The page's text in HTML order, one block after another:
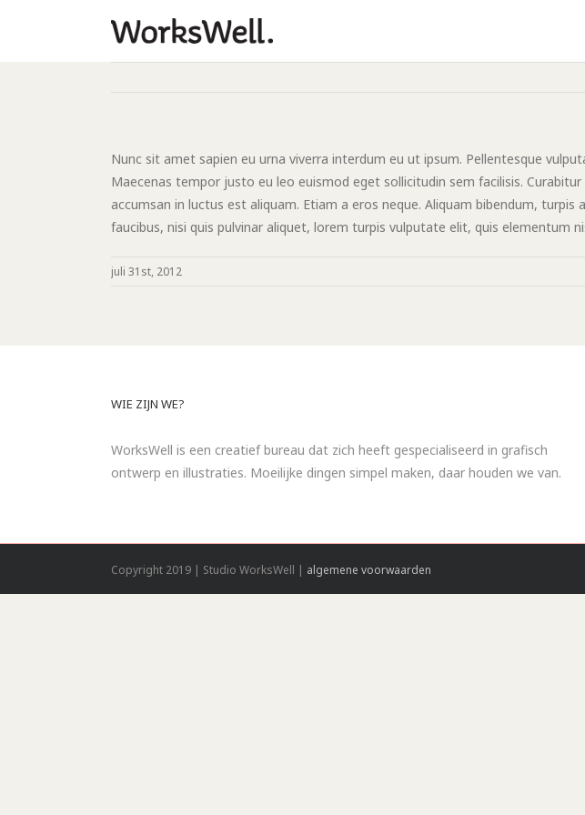
Nunc sit amet sapien eu urna viverra interdum eu ut ipsum. Pellentesque
Maecenas tempor justo eu leo euismod eget sollicitudin sem facilisis.
accumsan in luctus est aliquam. Etiam a eros neque. Aliquam bibendum,
faucibus, nisi quis pulvinar aliquet, lorem turpis vulputate elit, quis elementum
juli 31st, 2012
WIE ZIJN WE?
WorksWell is een creatief bureau dat zich heeft gespecialiseerd in grafisch
ontwerp en illustraties. Moeilijke dingen simpel maken, daar houden we van.
Copyright 2019 | Studio WorksWell | algemene voorwaarden